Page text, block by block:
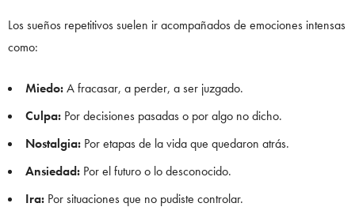
Los sueños repetitivos suelen ir acompañados de emociones intensas
como:
Miedo:A fracasar, a perder, a ser juzgado.
Culpa: Por decisiones pasadas o por algo no dicho.
Nostalgia: Por etapas de la vida que quedaron atrás.
Ansiedad: Por el futuro o lo desconocido.
Ira: Por situaciones que no pudiste controlar.